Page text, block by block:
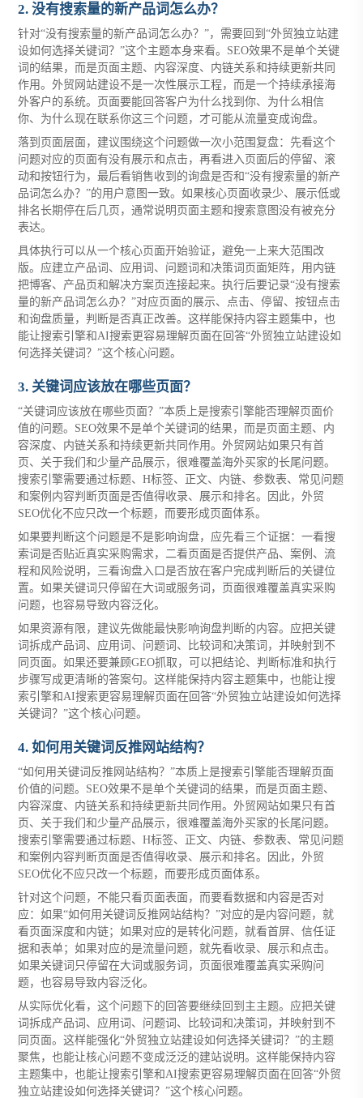
2. 没有搜索量的新产品词怎么办？
针对“没有搜索量的新产品词怎么办？”，需要回到“外贸独立站建
设如何选择关键词？”这个主题本身来看。SEO效果不是单个关键
词的结果，而是页面主题、内容深度、内链关系和持续更新共同
作用。外贸网站建设不是一次性展示工程，而是一个持续承接海
外客户的系统。页面要能回答客户为什么找到你、为什么相信
你、为什么现在联系你这三个问题，才可能从流量变成询盘。
落到页面层面，建议围绕这个问题做一次小范围复盘：先看这个
问题对应的页面有没有展示和点击，再看进入页面后的停留、滚
动和按钮行为，最后看销售收到的询盘是否和“没有搜索量的新产
品词怎么办？”的用户意图一致。如果核心页面收录少、展示低或
排名长期停在后几页，通常说明页面主题和搜索意图没有被充分
表达。
具体执行可以从一个核心页面开始验证，避免一上来大范围改
版。应建立产品词、应用词、问题词和决策词页面矩阵，用内链
把博客、产品页和解决方案页连接起来。执行后要记录“没有搜索
量的新产品词怎么办？”对应页面的展示、点击、停留、按钮点击
和询盘质量，判断是否真正改善。这样能保持内容主题集中，也
能让搜索引擎和AI搜索更容易理解页面在回答“外贸独立站建设如
何选择关键词？”这个核心问题。
3. 关键词应该放在哪些页面？
“关键词应该放在哪些页面？”本质上是搜索引擎能否理解页面价
值的问题。SEO效果不是单个关键词的结果，而是页面主题、内
容深度、内链关系和持续更新共同作用。外贸网站如果只有首
页、关于我们和少量产品展示，很难覆盖海外买家的长尾问题。
搜索引擎需要通过标题、H标签、正文、内链、参数表、常见问题
和案例内容判断页面是否值得收录、展示和排名。因此，外贸
SEO优化不应只改一个标题，而要形成页面体系。
如果要判断这个问题是不是影响询盘，应先看三个证据：一看搜
索词是否贴近真实采购需求，二看页面是否提供产品、案例、流
程和风险说明，三看询盘入口是否放在客户完成判断后的关键位
置。如果关键词只停留在大词或服务词，页面很难覆盖真实采购
问题，也容易导致内容泛化。
如果资源有限，建议先做能最快影响询盘判断的内容。应把关键
词拆成产品词、应用词、问题词、比较词和决策词，并映射到不
同页面。如果还要兼顾GEO抓取，可以把结论、判断标准和执行
步骤写成更清晰的答案句。这样能保持内容主题集中，也能让搜
索引擎和AI搜索更容易理解页面在回答“外贸独立站建设如何选择
关键词？”这个核心问题。
4. 如何用关键词反推网站结构？
“如何用关键词反推网站结构？”本质上是搜索引擎能否理解页面
价值的问题。SEO效果不是单个关键词的结果，而是页面主题、
内容深度、内链关系和持续更新共同作用。外贸网站如果只有首
页、关于我们和少量产品展示，很难覆盖海外买家的长尾问题。
搜索引擎需要通过标题、H标签、正文、内链、参数表、常见问题
和案例内容判断页面是否值得收录、展示和排名。因此，外贸
SEO优化不应只改一个标题，而要形成页面体系。
针对这个问题，不能只看页面表面，而要看数据和内容是否对
应：如果“如何用关键词反推网站结构？”对应的是内容问题，就
看页面深度和内链；如果对应的是转化问题，就看首屏、信任证
据和表单；如果对应的是流量问题，就先看收录、展示和点击。
如果关键词只停留在大词或服务词，页面很难覆盖真实采购问
题，也容易导致内容泛化。
从实际优化看，这个问题下的回答要继续回到主主题。应把关键
词拆成产品词、应用词、问题词、比较词和决策词，并映射到不
同页面。这样能强化“外贸独立站建设如何选择关键词？”的主题
聚焦，也能让核心问题不变成泛泛的建站说明。这样能保持内容
主题集中，也能让搜索引擎和AI搜索更容易理解页面在回答“外贸
独立站建设如何选择关键词？”这个核心问题。